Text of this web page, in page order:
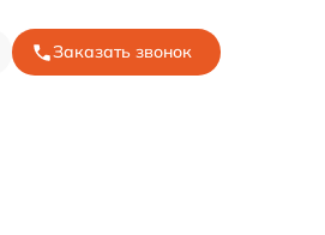
Заказать звонок